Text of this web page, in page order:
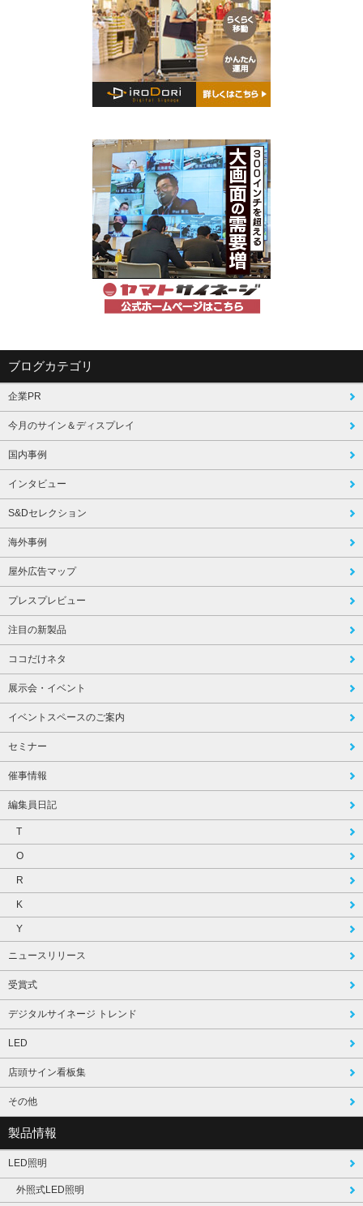
ブログカテゴリ
企業PR
今月のサイン＆ディスプレイ
国内事例
インタビュー
S&Dセレクション
海外事例
屋外広告マップ
プレスプレビュー
注目の新製品
ココだけネタ
展示会・イベント
イベントスペースのご案内
セミナー
催事情報
編集員日記
T
O
R
K
Y
ニュースリリース
受賞式
デジタルサイネージ トレンド
LED
店頭サイン看板集
その他
製品情報
LED照明
外照式LED照明